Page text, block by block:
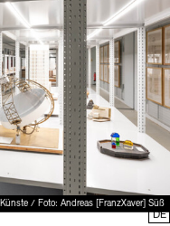
/ Foto: Andreas [FranzXaver] Süß
DE